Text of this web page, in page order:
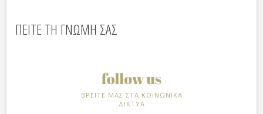
ΠΕΙΤΕ ΤΗ ΓΝΩΜΗ ΣΑΣ
ΒΡΕΙΤΕ ΜΑΣ ΣΤΑ ΚΟΙΝΩΝΙΚΑ
ΔΙΚΤΥΑ